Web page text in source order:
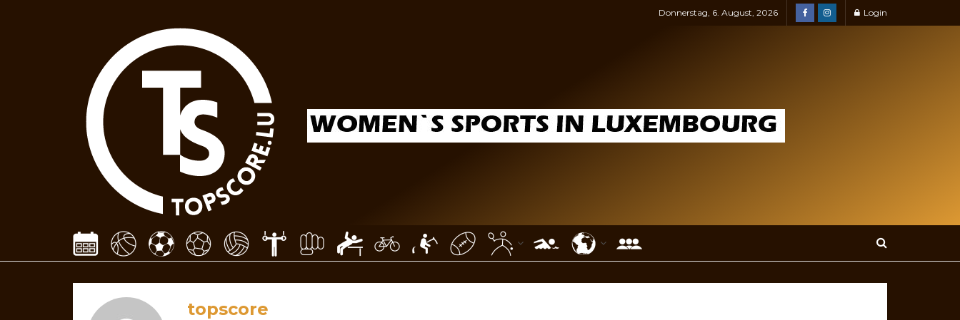
Donnerstag, 6. August, 2026 Login
topscore